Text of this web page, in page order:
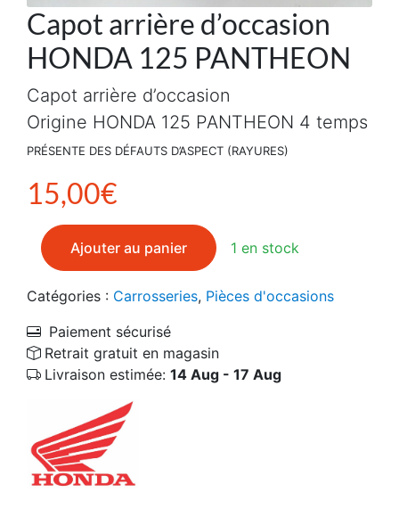
Capot arrière d’occasion
HONDA 125 PANTHEON
15,00€
Capot arrière d’occasion
Origine HONDA 125 PANTHEON 4 temps
PRÉSENTE DES DÉFAUTS D’ASPECT (RAYURES)
1 en stock
quantité de Capot arrière d'occasion HONDA 125
Ajouter au panier
Catégories : Carrosseries, Pièces d'occasions
Paiement sécurisé
Retrait gratuit en magasin
Livraison estimée: 14 Aug - 17 Aug